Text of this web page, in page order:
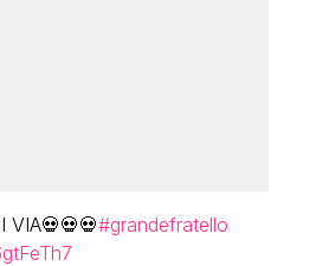
VIA💀💀💀#grandefratello